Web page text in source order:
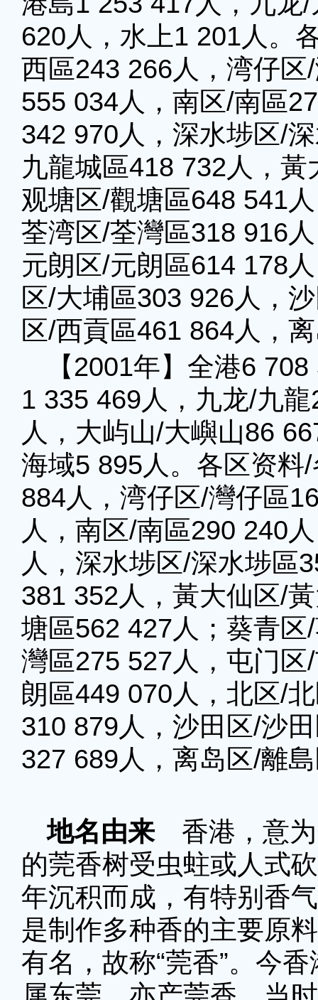
620人，水上1 201人。
西區243 266人，湾仔
555 034人，南区/南區
342 970人，深水埗区/
九龍城區418 732人，
观塘区/觀塘區648 541
荃湾区/荃灣區318 916
元朗区/元朗區614 178
区/大埔區303 926人，
区/西貢區461 864人，
【2001年】全港6
1 335 469人，九龙/九
人，大屿山/大嶼山86
海域5 895人。各区资料
884人，湾仔区/灣仔區
人，南区/南區290 240
人，深水埗区/深水埗區
381 352人，黃大仙区/
塘區562 427人；葵青
灣區275 527人，屯门
朗區449 070人，北区/
310 879人，沙田区/沙
327 689人，离岛区/離
地名由来香港，意为
的莞香树受虫蛀或人式
年沉积而成，有特别香
是制作多种香的主要原
有名，故称“莞香”。今